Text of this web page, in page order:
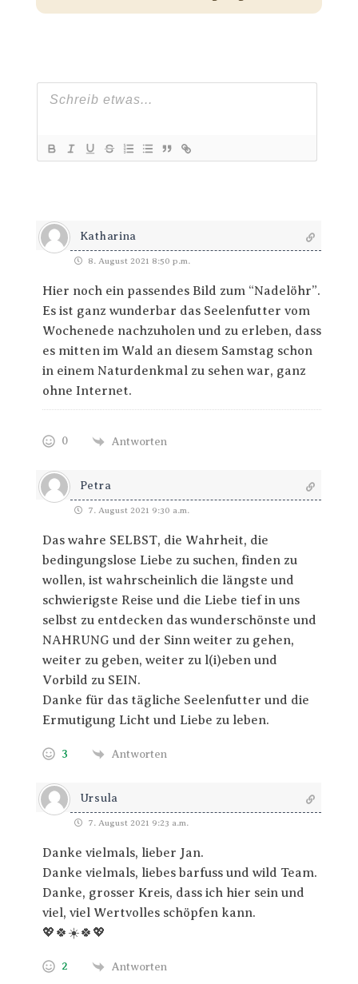
Katharina
8. August 2021 8:50 p.m.
Hier noch ein passendes Bild zum “Nadelöhr”.
Es ist ganz wunderbar das Seelenfutter vom
Wochenede nachzuholen und zu erleben, dass
es mitten im Wald an diesem Samstag schon
in einem Naturdenkmal zu sehen war, ganz
ohne Internet.
0 Antworten
Petra
7. August 2021 9:30 a.m.
Das wahre SELBST, die Wahrheit, die
bedingungslose Liebe zu suchen, finden zu
wollen, ist wahrscheinlich die längste und
schwierigste Reise und die Liebe tief in uns
selbst zu entdecken das wunderschönste und
NAHRUNG und der Sinn weiter zu gehen,
weiter zu geben, weiter zu l(i)eben und
Vorbild zu SEIN.
Danke für das tägliche Seelenfutter und die
Ermutigung Licht und Liebe zu leben.
3 Antworten
Ursula
7. August 2021 9:23 a.m.
Danke vielmals, lieber Jan.
Danke vielmals, liebes barfuss und wild Team.
Danke, grosser Kreis, dass ich hier sein und
viel, viel Wertvolles schöpfen kann.
💖🍀☀️🍀💖
2 Antworten